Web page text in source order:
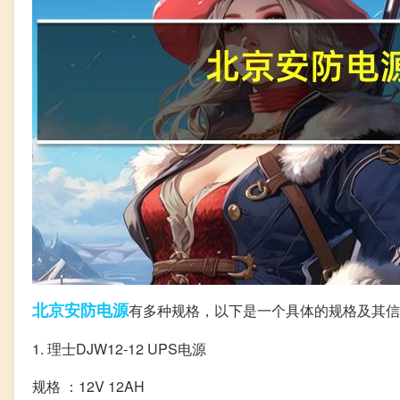
北京安防电源有多种规格，以下是一个具体的规格及其
1. 理士DJW12-12 UPS电源
规格 ：12V 12AH